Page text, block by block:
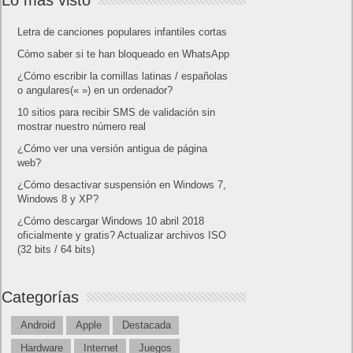
Letra de canciones populares infantiles cortas
Cómo saber si te han bloqueado en WhatsApp
¿Cómo escribir la comillas latinas / españolas
o angulares(« ») en un ordenador?
10 sitios para recibir SMS de validación sin
mostrar nuestro número real
¿Cómo ver una versión antigua de página
web?
¿Cómo desactivar suspensión en Windows 7,
Windows 8 y XP?
¿Cómo descargar Windows 10 abril 2018
oficialmente y gratis? Actualizar archivos ISO
(32 bits / 64 bits)
Categorías
Android Apple
Destacada
Hardware
Internet Juegos